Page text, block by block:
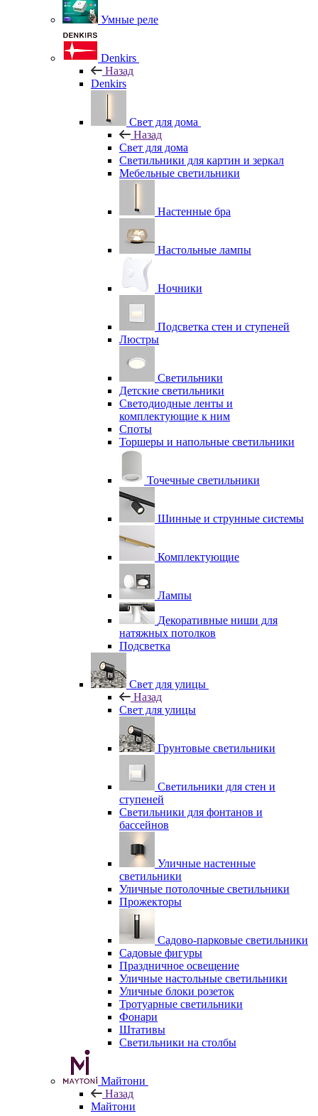
Умные реле
Denkirs
Назад
Denkirs
Свет для дома
Назад
Свет для дома
Светильники для картин и зеркал
Мебельные светильники
Настенные бра
Настольные лампы
Ночники
Подсветка стен и ступеней
Люстры
Светильники
Детские светильники
Светодиодные ленты и
комплектующие к ним
Споты
Торшеры и напольные светильники
Точечные светильники
Шинные и струнные системы
Комплектующие
Лампы
Декоративные ниши для
натяжных потолков
Подсветка
Свет для улицы
Назад
Свет для улицы
Грунтовые светильники
Светильники для стен и
ступеней
Светильники для фонтанов и
бассейнов
Уличные настенные
светильники
Уличные потолочные светильники
Прожекторы
Садово-парковые светильники
Садовые фигуры
Праздничное освещение
Уличные настольные светильники
Уличные блоки розеток
Тротуарные светильники
Фонари
Штативы
Светильники на столбы
Майтони
Назад
Майтони